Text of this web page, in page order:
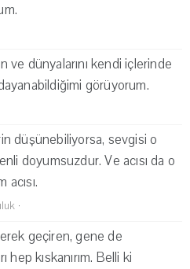
ve dünyalarını kendi içlerinde
görüyorum.
düşünebiliyorsa, sevgisi o
doyumsuzdur. Ve acısı da o
·
geçiren, gene de
hep kıskanırım. Belli ki